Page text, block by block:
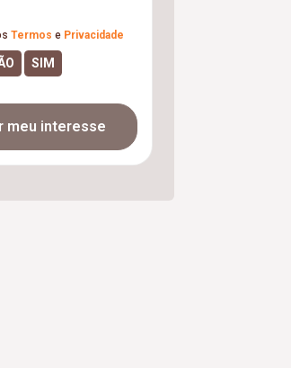
Termos e Privacidade
meu interesse